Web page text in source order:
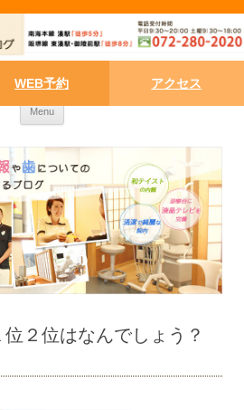
WEB予約 アクセス
Menu Skip to content
２位はなんでしょう？